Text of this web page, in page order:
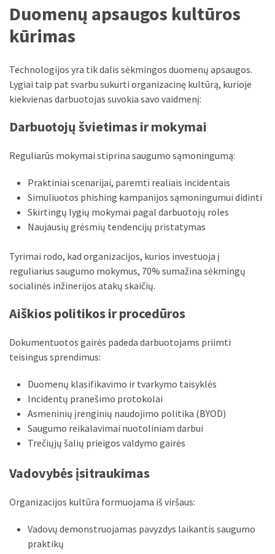
Duomenų apsaugos kultūros
kūrimas
Technologijos yra tik dalis sėkmingos duomenų apsaugos.
Lygiai taip pat svarbu sukurti organizacinę kultūrą, kurioje
kiekvienas darbuotojas suvokia savo vaidmenį:
Darbuotojų švietimas ir mokymai
Reguliarūs mokymai stiprina saugumo sąmoningumą:
Praktiniai scenarijai, paremti realiais incidentais
Simuliuotos phishing kampanijos sąmoningumui didinti
Skirtingų lygių mokymai pagal darbuotojų roles
Naujausių grėsmių tendencijų pristatymas
Tyrimai rodo, kad organizacijos, kurios investuoja į
reguliarius saugumo mokymus, 70% sumažina sėkmingų
socialinės inžinerijos atakų skaičių.
Aiškios politikos ir procedūros
Dokumentuotos gairės padeda darbuotojams priimti
teisingus sprendimus:
Duomenų klasifikavimo ir tvarkymo taisyklės
Incidentų pranešimo protokolai
Asmeninių įrenginių naudojimo politika (BYOD)
Saugumo reikalavimai nuotoliniam darbui
Trečiųjų šalių prieigos valdymo gairės
Vadovybės įsitraukimas
Organizacijos kultūra formuojama iš viršaus:
Vadovų demonstruojamas pavyzdys laikantis saugumo
praktikų